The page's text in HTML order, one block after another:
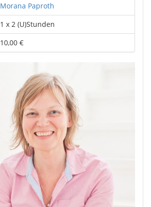
Morana Paproth
1 x 2 (U)Stunden
10,00 €